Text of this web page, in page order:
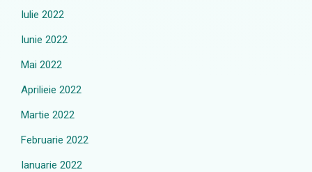
Iulie 2022
Iunie 2022
Mai 2022
Aprilieie 2022
Martie 2022
Februarie 2022
Ianuarie 2022